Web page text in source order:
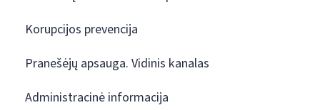
Korupcijos prevencija
Pranešėjų apsauga. Vidinis kanalas
Administracinė informacija